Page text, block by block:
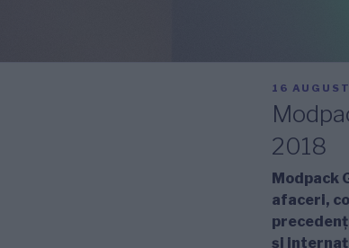
PUBLICAT
16
2018
Modpack
afaceri,
și